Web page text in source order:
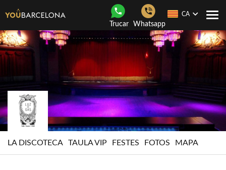
Trucar Whatsapp
CA
LA DISCOTECA TAULA VIP FESTES FOTOS MAPA